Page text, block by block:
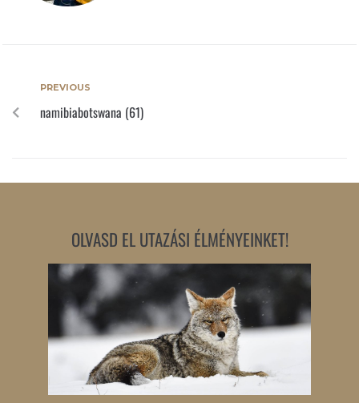
PREVIOUS
namibiabotswana (61)
OLVASD EL UTAZÁSI ÉLMÉNYEINKET!